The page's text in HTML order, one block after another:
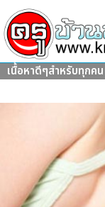
เนื้อหาดีๆสำหรับทุกคน